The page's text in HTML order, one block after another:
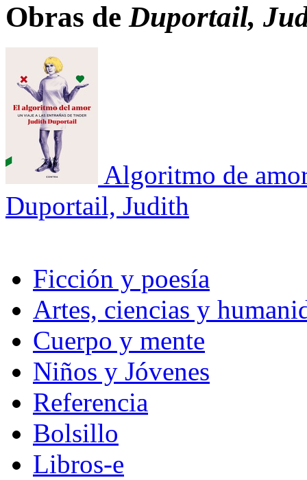
Obras de Duportail,
Algoritmo de
Duportail, Judith
Ficción y poesía
Artes, ciencias y
Cuerpo y mente
Niños y Jóvenes
Referencia
Bolsillo
Libros-e